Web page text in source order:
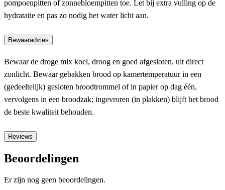
pompoenpitten of zonnebloempitten toe. Let bij extra vulling op de
hydratatie en pas zo nodig het water licht aan.
Bewaaradvies
Bewaar de droge mix koel, droog en goed afgesloten, uit direct
zonlicht. Bewaar gebakken brood op kamertemperatuur in een
(gedeeltelijk) gesloten broodtrommel of in papier op dag één,
vervolgens in een broodzak; ingevroren (in plakken) blijft het brood
de beste kwaliteit behouden.
Reviews
Beoordelingen
Er zijn nog geen beoordelingen.